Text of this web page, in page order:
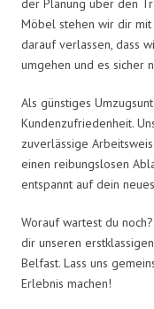
der Planung über den
Möbel stehen wir dir mit
darauf verlassen, dass
umgehen und es sicher
Als günstiges
Kundenzufriedenheit.
zuverlässige
einen reibungslosen
entspannt auf dein
Worauf wartest du
dir unseren
Belfast. Lass uns
Erlebnis machen!